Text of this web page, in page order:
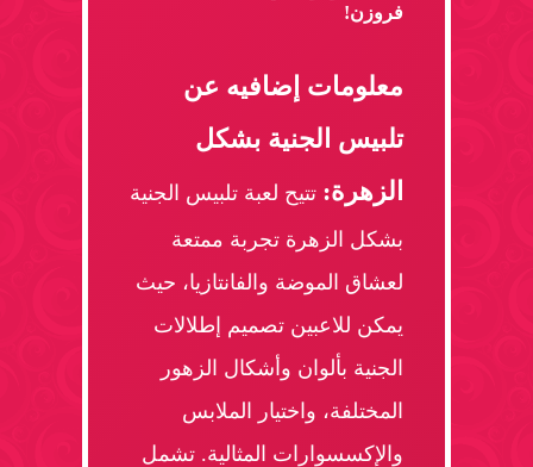
فروزن!
معلومات إضافيه عن
تلبيس الجنية بشكل
الزهرة: تتيح لعبة تلبيس الجنية
بشكل الزهرة تجربة ممتعة
لعشاق الموضة والفانتازيا، حيث
يمكن للاعبين تصميم إطلالات
الجنية بألوان وأشكال الزهور
المختلفة، واختيار الملابس
والإكسسوارات المثالية. تشمل